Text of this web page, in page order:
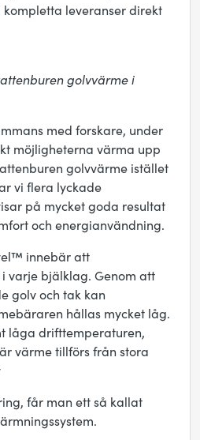
leveranser direkt
golvvärme i
med forskare, under
möjligheterna värma upp
golvvärme istället
vi flera lyckade
på mycket goda resultat
och energianvändning.
innebär att
varje bjälklag. Genom att
golv och tak kan
hållas mycket låg.
låga drifttemperaturen,
värme tillförs från stora
får man ett så kallat